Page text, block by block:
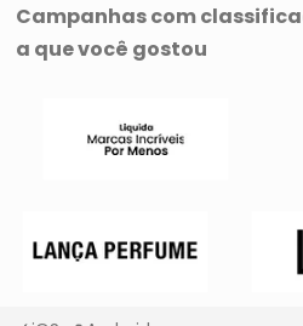
Campanhas com
a que você gostou